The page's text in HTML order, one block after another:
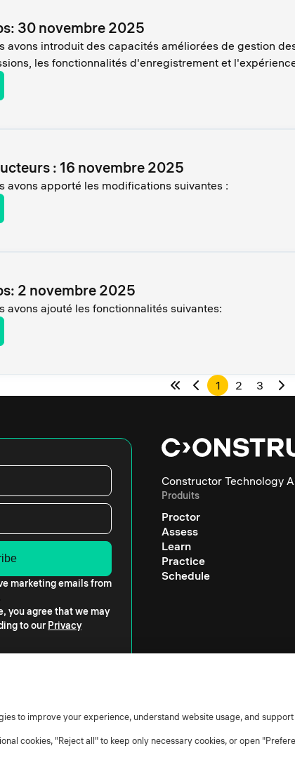
30 novembre 2025
avons introduit des capacités améliorées de gestion
les fonctionnalités d'enregistrement et
: 16 novembre 2025
avons apporté les modifications suivantes :
2 novembre 2025
avons ajouté les fonctionnalités suivantes:
1 2 3
marketing emails from
you agree that we may
to our Privacy
Constructor Technology
Produits
Proctor
Assess
Learn
Practice
Schedule
DPASubprocessorsCookie policyCookie settings
to improve your experience, understand website usage, and
cookies, "Reject all" to keep only necessary cookies, or open